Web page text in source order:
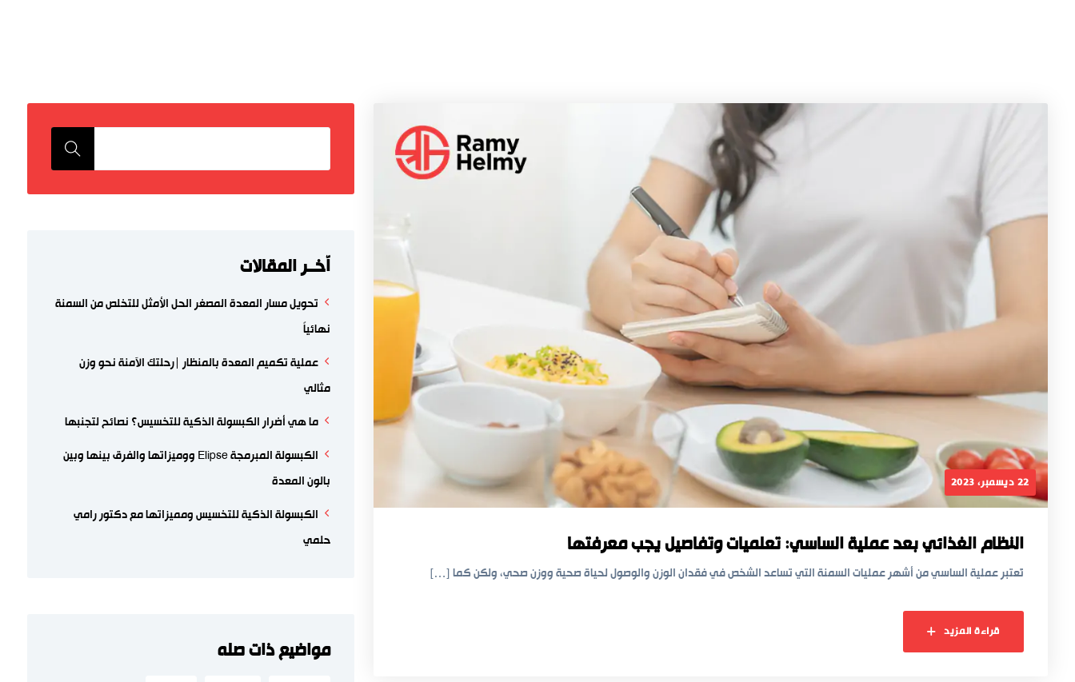
22 ديسمبر، 2023
النظام الغذائي بعد عملية الساسي: تعلميات وتفاصيل يجب معرفتها
تُعتبر عملية الساسي من أشهر عمليات السمنة التي تساعد الشخص في فقدان الوزن والوصول لحياة صحية ووزن صحي، ولكن كما […]
قراءة المزيد
اّخــر المقالات
تحويل مسار المعدة المصغر الحل الأمثل للتخلص من السمنة
نهائياً
عملية تكميم المعدة بالمنظار |رحلتك الآمنة نحو وزن
مثالي
ما هي أضرار الكبسولة الذكية للتخسيس؟ نصائح لتجنبها
الكبسولة المبرمجة Elipse ووميزاتها والفرق بينها وبين
بالون المعدة
الكبسولة الذكية للتخسيس ومميزاتها مع دكتور رامي
حلمي
مواضيع ذات صله